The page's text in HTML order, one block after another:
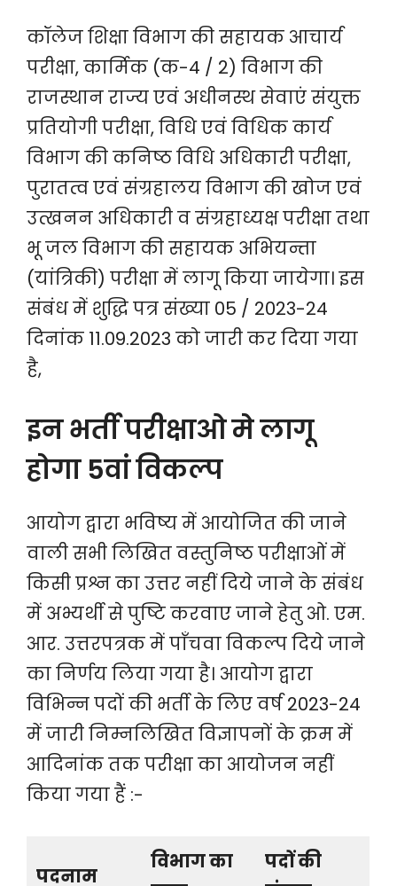
कॉलेज शिक्षा विभाग की सहायक आचार्य
परीक्षा, कार्मिक (क-4 / 2) विभाग की
राजस्थान राज्य एवं अधीनस्थ सेवाएं संयुक्त
प्रतियोगी परीक्षा, विधि एवं विधिक कार्य
विभाग की कनिष्ठ विधि अधिकारी परीक्षा,
पुरातत्व एवं संग्रहालय विभाग की खोज एवं
उत्खनन अधिकारी व संग्रहाध्यक्ष परीक्षा तथा
भू जल विभाग की सहायक अभियन्ता
(यांत्रिकी) परीक्षा में लागू किया जायेगा। इस
संबंध में शुद्धि पत्र संख्या 05 / 2023-24
दिनांक 11.09.2023 को जारी कर दिया गया
है,
इन भर्ती परीक्षाओ मे लागू
होगा 5वां विकल्प
आयोग द्वारा भविष्य में आयोजित की जाने
वाली सभी लिखित वस्तुनिष्ठ परीक्षाओं में
किसी प्रश्न का उत्तर नहीं दिये जाने के संबंध
में अभ्यर्थी से पुष्टि करवाए जाने हेतु ओ. एम.
आर. उत्तरपत्रक में पाँचवा विकल्प दिये जाने
का निर्णय लिया गया है। आयोग द्वारा
विभिन्न पदों की भर्ती के लिए वर्ष 2023-24
में जारी निम्नलिखित विज्ञापनों के क्रम में
आदिनांक तक परीक्षा का आयोजन नहीं
किया गया हैं :-
पदनाम
विभाग का
पदों की